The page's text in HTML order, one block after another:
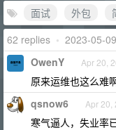
面试
外包
62 replies • 2023-05-
OwenY Apr 20,
原来运维也这么难
qsnow6 Apr 20,
寒气逼人，失业率